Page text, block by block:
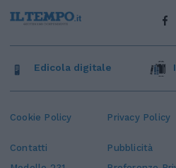
Cookie Policy Privacy Policy
Contatti Pubblicità
Edicola digitale